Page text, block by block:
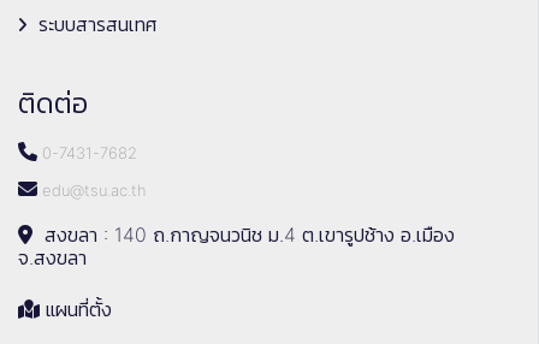
ระบบสารสนเทศ
ติดต่อ
0-7431-7682
edu@tsu.ac.th
สงขลา : 140 ถ.กาญจนวนิช ม.4 ต.เขารูปช้าง อ.เมือง
จ.สงขลา
แผนที่ตั้ง